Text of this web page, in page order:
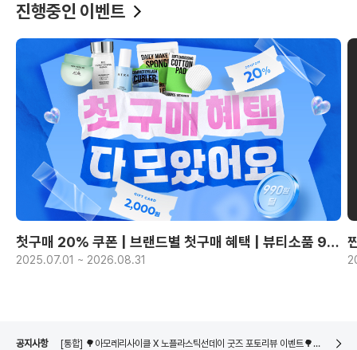
진행중인 이벤트
첫구매 20% 쿠폰 | 브랜드별 첫구매 혜택 | 뷰티소품 990원~
2025.07.01 ~ 2026.08.31
공지사항
[통합] 🌳아모레리사이클 X 노플라스틱선데이 굿즈 포토리뷰 이벤트🌳 당첨자 발표